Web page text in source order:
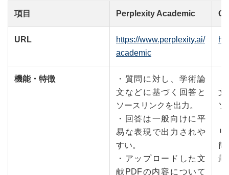
項目 Perplexity Academic
URL
https://www.perplexity.ai/
academic
機能・特徴
・質問に対し、学術論
文などに基づく回答と
ソースリンクを出力。
・回答は一般向けに平
易な表現で出力されや
すい。
・アップロードした文
献PDFの内容について
文
ソ
簡
最